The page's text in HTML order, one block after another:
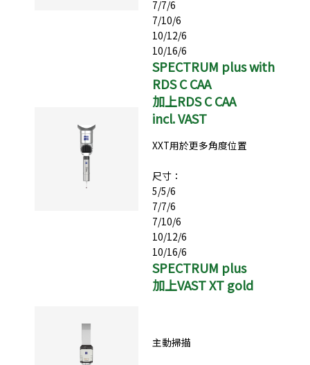
7/7/6
7/10/6
10/12/6
10/16/6
SPECTRUM plus with
RDS C CAA
加上RDS C CAA
incl. VAST
XXT用於更多角度位置
尺寸：
5/5/6
7/7/6
7/10/6
10/12/6
10/16/6
SPECTRUM plus
加上VAST XT gold
主動掃描